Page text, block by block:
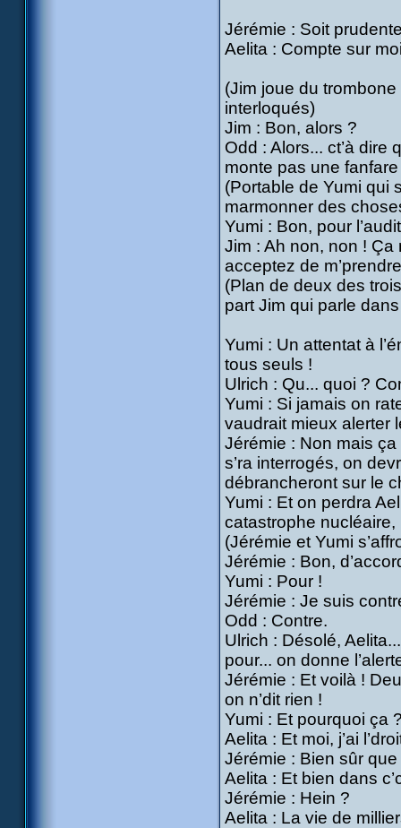
Jérémie : Soit
Aelita : Compte sur
(Jim joue du
interloqués)
Jim : Bon, alors ?
Odd : Alors... ct’à dire
monte pas une fanfare
(Portable de Yumi qui
marmonner des
Yumi : Bon, pour
Jim : Ah non, non ! Ça
acceptez de
(Plan de deux des
part Jim qui parle
Yumi : Un attentat à
tous seuls !
Ulrich : Qu... quoi ?
Yumi : Si jamais on
vaudrait mieux alerter
Jérémie : Non mais
s’ra interrogés, on
débrancheront sur le
Yumi : Et on perdra
catastrophe nucléaire,
(Jérémie et Yumi
Jérémie : Bon,
Yumi : Pour !
Jérémie : Je suis
Odd : Contre.
Ulrich : Désolé,
pour... on donne
Jérémie : Et voilà !
on n’dit rien !
Yumi : Et pourquoi ça
Aelita : Et moi, j’ai
Jérémie : Bien sûr
Aelita : Et bien dans
Jérémie : Hein ?
Aelita : La vie de